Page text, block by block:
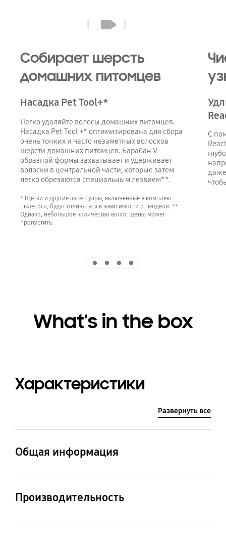
Собирает шерсть
домашних питомцев
Насадка Pet Tool+*
Легко удаляйте волосы домашних питомцев.
Насадка Pet Tool +* оптимизирована для сбора
очень тонких и часто незаметных волосков
шерсти домашних питомцев. Барабан V-
образной формы захватывает и удерживает
волоски в центральной части, которые затем
легко обрезаются специальным лезвием**.
* Щетки и другие аксессуары, включенные в комплект
пылесоса, будут отличаться в зависимости от модели. **
Однако, небольшое количество волос щетка может
пропустить.
С
даже
What's in the box
Характеристики
Развернуть все
Общая информация
Основной цвет
Цвет
Цифровой
Производительность
Макс. потребляемая
Мощность всасывания